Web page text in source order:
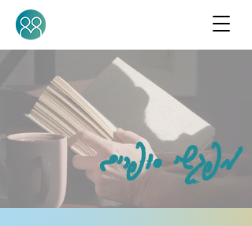
מפגשי סופרים